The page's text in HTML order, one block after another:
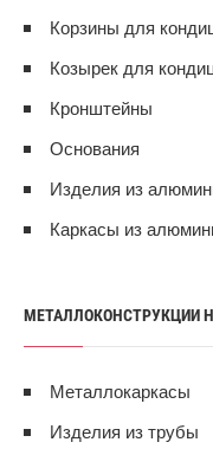
Корзины для
Козырек для
Кронштейны
Основания
Изделия из
Каркасы из
МЕТАЛЛОКОНСТРУКЦИИ
Металлокаркасы
Изделия из трубы